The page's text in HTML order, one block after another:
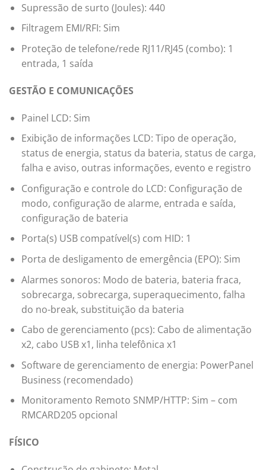
Supressão de surto (Joules): 440
Filtragem EMI/RFI: Sim
Proteção de telefone/rede RJ11/RJ45 (combo): 1
entrada, 1 saída
GESTÃO E COMUNICAÇÕES
Painel LCD: Sim
Exibição de informações LCD: Tipo de operação,
status de energia, status da bateria, status de carga,
falha e aviso, outras informações, evento e registro
Configuração e controle do LCD: Configuração de
modo, configuração de alarme, entrada e saída,
configuração de bateria
Porta(s) USB compatível(s) com HID: 1
Porta de desligamento de emergência (EPO): Sim
Alarmes sonoros: Modo de bateria, bateria fraca,
sobrecarga, sobrecarga, superaquecimento, falha
do no-break, substituição da bateria
Cabo de gerenciamento (pcs): Cabo de alimentação
x2, cabo USB x1, linha telefônica x1
Software de gerenciamento de energia: PowerPanel
Business (recomendado)
Monitoramento Remoto SNMP/HTTP: Sim – com
RMCARD205 opcional
FÍSICO